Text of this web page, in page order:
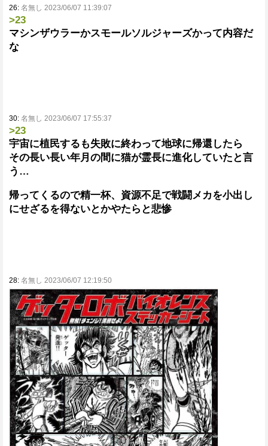
26: 名無し 2023/06/07 11:39:07
>23
マシンザウラーかスモールソルジャーズかって内容だ
な
30: 名無し 2023/06/07 17:55:37
>23
宇宙に植民するも失敗に終わって地球に帰還したら
その長い長い年月の間に猫が霊長に進化していたと言
う…
帰ってくるので精一杯、資源不足で戦闘メカを小出し
にせざるを得ないとかやたらと悲惨
28: 名無し 2023/06/07 12:19:50